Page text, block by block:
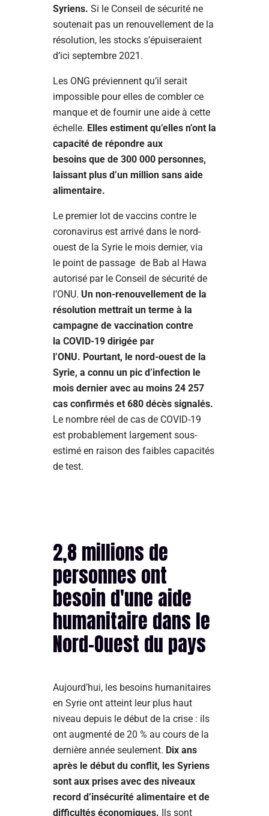
Syriens. Si le Conseil de sécurité ne
soutenait pas un renouvellement de la
résolution, les stocks s’épuiseraient
d’ici septembre 2021.
Les ONG préviennent qu’il serait
impossible pour elles de combler ce
manque et de fournir une aide à cette
échelle. Elles estiment qu’elles n’ont la
capacité de répondre aux
besoins que de 300 000 personnes,
laissant plus d’un million sans aide
alimentaire.
Le premier lot de vaccins contre le
coronavirus est arrivé dans le nord-
ouest de la Syrie le mois dernier, via
le point de passage de Bab al Hawa
autorisé par le Conseil de sécurité de
l’ONU. Un non-renouvellement de la
résolution mettrait un terme à la
campagne de vaccination contre
la COVID-19 dirigée par
l’ONU. Pourtant, le nord-ouest de la
Syrie, a connu un pic d’infection le
mois dernier avec au moins 24 257
cas confirmés et 680 décès signalés.
Le nombre réel de cas de COVID-19
est probablement largement sous-
estimé en raison des faibles capacités
de test.
2,8 millions de
personnes ont
besoin d'une aide
humanitaire dans le
Nord-Ouest du pays
Aujourd’hui, les besoins humanitaires
en Syrie ont atteint leur plus haut
niveau depuis le début de la crise : ils
ont augmenté de 20 % au cours de la
dernière année seulement. Dix ans
après le début du conflit, les Syriens
sont aux prises avec des niveaux
record d’insécurité alimentaire et de
difficultés économiques. Ils sont